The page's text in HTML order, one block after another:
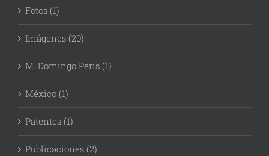
Fotos (1)
Imágenes (20)
M. Domingo Peris (1)
México (1)
Patentes (1)
Publicaciones (2)